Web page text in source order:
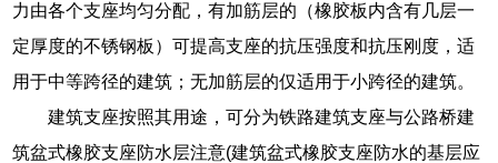
力由各个支座均匀分配，有加筋层的（橡胶板内含有几层一
定厚度的不锈钢板）可提高支座的抗压强度和抗压刚度，适
用于中等跨径的建筑；无加筋层的仅适用于小跨径的建筑。
建筑支座按照其用途，可分为铁路建筑支座与公路桥建
筑盆式橡胶支座防水层注意(建筑盆式橡胶支座防水的基层应